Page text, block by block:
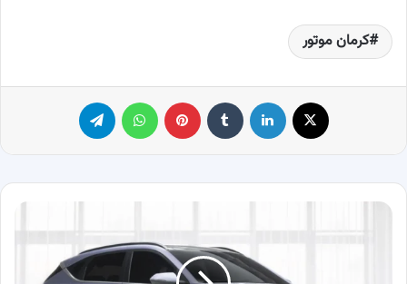
کرمان موتور
لینکدین ‫تامبلر پینترست
مشخصات